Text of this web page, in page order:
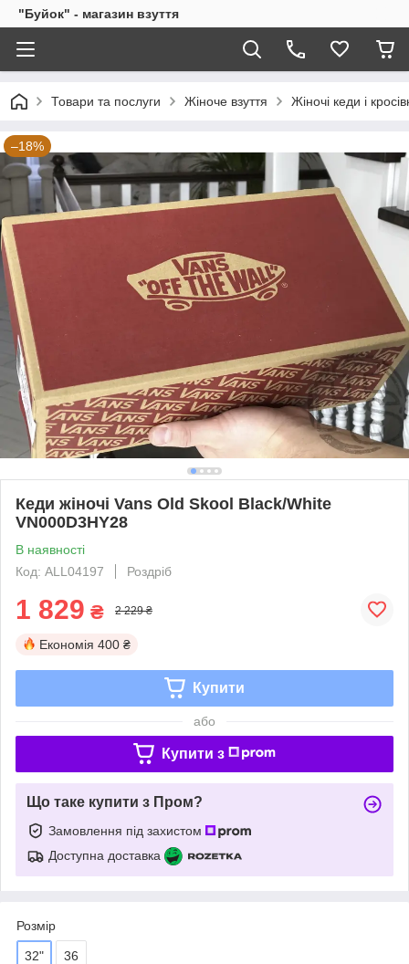
"Буйок" - магазин взуття
Товари та послуги Жіноче взуття Жіночі кеди і
–18%
Кеди жіночі Vans Old Skool Black/White
VN000D3HY28
В наявності
Код: ALL04197
Роздріб
1 829 ₴ 2 229 ₴
Економія 400 ₴
Купити
або
Купити з
Що таке купити з Пром?
Замовлення під захистом
Доступна доставка
Розмір
32" 36